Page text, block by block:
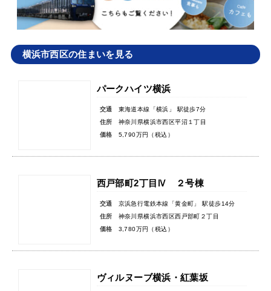
横浜市西区の住まいを見る
パークハイツ横浜
交通
東海道本線「横浜」 駅徒歩7分
住所
神奈川県横浜市西区平沼１丁目
価格
5,790万円（税込）
西戸部町2丁目Ⅳ ２号棟
交通
京浜急行電鉄本線「黄金町」 駅徒歩14分
住所
神奈川県横浜市西区西戸部町２丁目
価格
3,780万円（税込）
ヴィルヌーブ横浜・紅葉坂